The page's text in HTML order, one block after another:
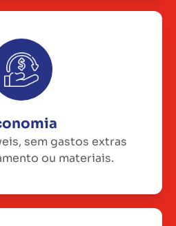
sem gastos extras
ou materiais.